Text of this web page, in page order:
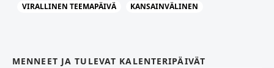
VIRALLINEN TEEMAPÄIVÄ KANSAINVÄLINEN
MENNEET JA TULEVAT KALENTERIPÄIVÄT